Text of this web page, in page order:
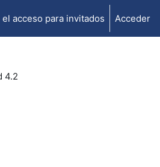
acceso para invitados Acceder
4.2